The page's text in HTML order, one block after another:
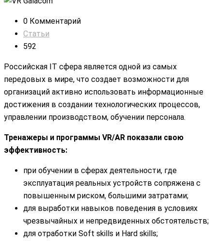
0 Комментарий
Статьи
592
Российская IT сфера является одной из самых
передовых в мире, что создает возможности для
организаций активно использовать информационные
достижения в создании технологических процессов,
управлении производством, обучении персонала.
Тренажеры и программы VR/AR показали свою
эффективность:
при обучении в сферах деятельности, где
эксплуатация реальных устройств сопряжена с
повышенным риском, большими затратами;
для выработки навыков поведения в условиях
чрезвычайных и непредвиденных обстоятельств;
для отработки Soft skills и Hard skills;